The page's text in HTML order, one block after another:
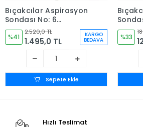
Bıçakcılar Aspirasyon
Sondası No: 6
(Turkuaz) 140 Adet - 1
Kutu
%41
2.520,0 TL
1.495,0 TL
KARGO
BEDAVA
Sepete Ekle
10
%33
Hızlı Teslimat